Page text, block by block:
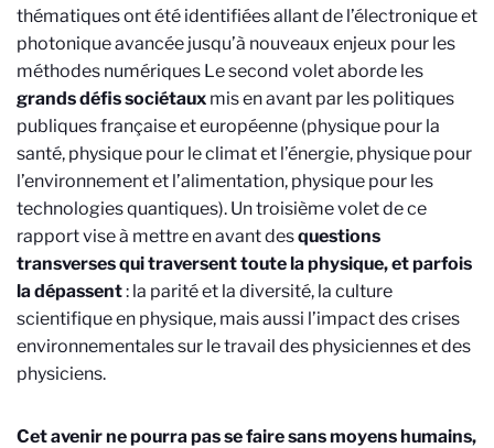
thématiques ont été identifiées allant de l’électronique et
photonique avancée jusqu’à nouveaux enjeux pour les
méthodes numériques Le second volet aborde les
grands défis sociétaux mis en avant par les politiques
publiques française et européenne (physique pour la
santé, physique pour le climat et l’énergie, physique pour
l’environnement et l’alimentation, physique pour les
technologies quantiques). Un troisième volet de ce
rapport vise à mettre en avant desquestions
transverses qui traversent toute la physique, et parfois
la dépassent: la parité et la diversité, la culture
scientifique en physique, mais aussi l’impact des crises
environnementales sur le travail des physiciennes et des
physiciens.
Cet avenir ne pourra pas se faire sans moyens humains,